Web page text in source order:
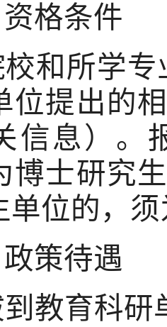
资格条件
和所学
位提出的
信息）。
博士研究
单位的，
政策待遇
到教育科